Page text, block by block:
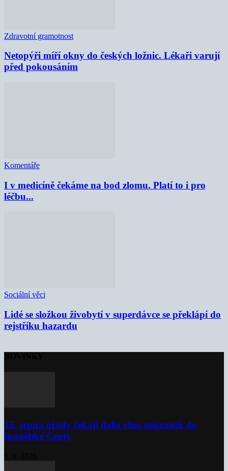
Zdravotní gramotnost
Netopýři míří okny do českých ložnic. Lékaři varují
před pokousáním
Komentáře
I v medicíně čekáme na bod zlomu. Platí to i pro
léčbu...
Sociální věci
Lidé se složkou živobytí v superdávce se překlápí do
rejstříku hazardu
15. srpna úřady čekají další vlnu migrantů do
španělské Ceuty